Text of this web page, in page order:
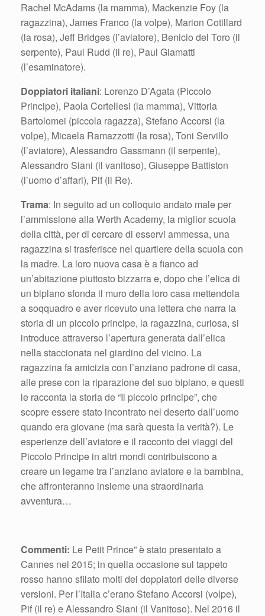
Rachel McAdams (la mamma), Mackenzie Foy (la
ragazzina), James Franco (la volpe), Marion Cotillard
(la rosa), Jeff Bridges (l’aviatore), Benicio del Toro (il
serpente), Paul Rudd (il re), Paul Giamatti
(l’esaminatore).
Doppiatori italiani: Lorenzo D’Agata (Piccolo
Principe), Paola Cortellesi (la mamma), Vittoria
Bartolomei (piccola ragazza), Stefano Accorsi (la
volpe), Micaela Ramazzotti (la rosa), Toni Servillo
(l’aviatore), Alessandro Gassmann (il serpente),
Alessandro Siani (il vanitoso), Giuseppe Battiston
(l’uomo d’affari), Pif (il Re).
Trama: In seguito ad un colloquio andato male per
l’ammissione alla Werth Academy, la miglior scuola
della città, per di cercare di esservi ammessa, una
ragazzina si trasferisce nel quartiere della scuola con
la madre. La loro nuova casa è a fianco ad
un’abitazione piuttosto bizzarra e, dopo che l’elica di
un biplano sfonda il muro della loro casa mettendola
a soqquadro e aver ricevuto una lettera che narra la
storia di un piccolo principe, la ragazzina, curiosa, si
introduce attraverso l’apertura generata dall’elica
nella staccionata nel giardino del vicino. La
ragazzina fa amicizia con l’anziano padrone di casa,
alle prese con la riparazione del suo biplano, e questi
le racconta la storia de “Il piccolo principe”, che
scopre essere stato incontrato nel deserto dall’uomo
quando era giovane (ma sarà questa la verità?). Le
esperienze dell’aviatore e il racconto dei viaggi del
Piccolo Principe in altri mondi contribuiscono a
creare un legame tra l’anziano aviatore e la bambina,
che affronteranno insieme una straordinaria
avventura…
Commenti: Le Petit Prince” è stato presentato a
Cannes nel 2015; in quella occasione sul tappeto
rosso hanno sfilato molti dei doppiatori delle diverse
versioni. Per l’Italia c’erano Stefano Accorsi (volpe),
Pif (il re) e Alessandro Siani (il Vanitoso). Nel 2016 il